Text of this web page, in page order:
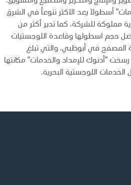
أسطولاً يعد الأكثر تنوعاً في الشرق
قطعة بحرية مملوكة للشركة، كما تدير أكثر من
حجم اسطولها وقاعدة اللوجستيات
المصفح في أبوظبي، والتي تبلغ
مربع رسخت "أدنوك للإمداد والخدمات" مكانتها
اللوجستية البحرية.